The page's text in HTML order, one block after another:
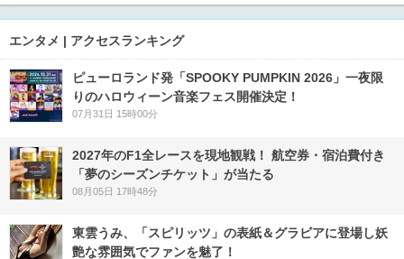
エンタメ | アクセスランキング
ピューロランド発「SPOOKY PUMPKIN 2026」一夜限
りのハロウィーン音楽フェス開催決定！
07月31日 15時00分
2027年のF1全レースを現地観戦！ 航空券・宿泊費付き
「夢のシーズンチケット」が当たる
08月05日 17時48分
東雲うみ、「スピリッツ」の表紙＆グラビアに登場し妖
艶な雰囲気でファンを魅了！